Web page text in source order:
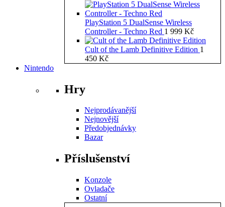
PlayStation 5 DualSense Wireless
Controller - Techno Red 1 999 Kč
Cult of the Lamb Definitive Edition 1
450 Kč
Nintendo
Hry
Nejprodávanější
Nejnovější
Předobjednávky
Bazar
Příslušenství
Konzole
Ovladače
Ostatní